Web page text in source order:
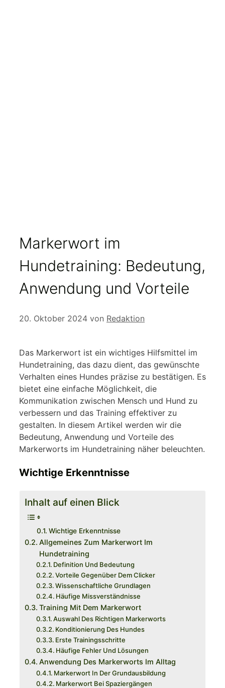
Markerwort im
Hundetraining: Bedeutung,
Anwendung und Vorteile
20. Oktober 2024 von Redaktion
Das Markerwort ist ein wichtiges Hilfsmittel im
Hundetraining, das dazu dient, das gewünschte
Verhalten eines Hundes präzise zu bestätigen. Es
bietet eine einfache Möglichkeit, die
Kommunikation zwischen Mensch und Hund zu
verbessern und das Training effektiver zu
gestalten. In diesem Artikel werden wir die
Bedeutung, Anwendung und Vorteile des
Markerworts im Hundetraining näher beleuchten.
Wichtige Erkenntnisse
Inhalt auf einen Blick
Wichtige Erkenntnisse
Allgemeines Zum Markerwort Im
Hundetraining
Definition Und Bedeutung
Vorteile Gegenüber Dem Clicker
Wissenschaftliche Grundlagen
Häufige Missverständnisse
Training Mit Dem Markerwort
Auswahl Des Richtigen Markerworts
Konditionierung Des Hundes
Erste Trainingsschritte
Häufige Fehler Und Lösungen
Anwendung Des Markerworts Im Alltag
Markerwort In Der Grundausbildung
Markerwort Bei Spaziergängen